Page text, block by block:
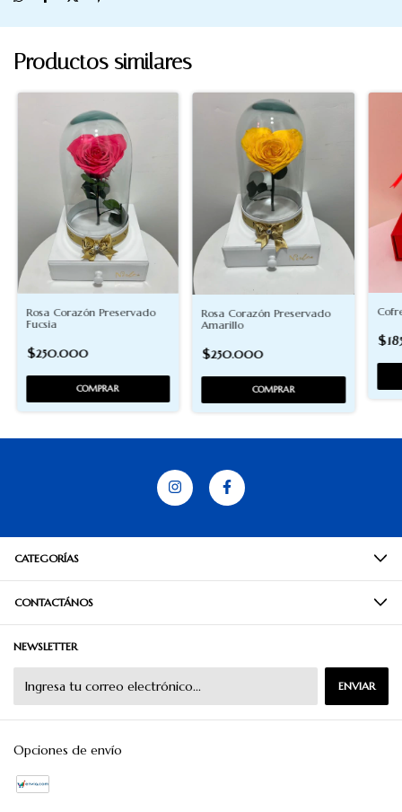
Productos similares
Rosa Corazón Preservado
Fucsia
$250.000
COMPRAR
Rosa Corazón Preservado
Amarillo
$250.000
COMPRAR
CATEGORÍAS
CONTACTÁNOS
NEWSLETTER
Opciones de envío